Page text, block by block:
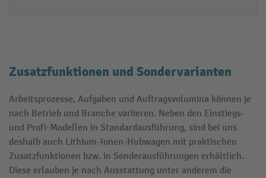
Zusatzfunktionen und Sondervarianten
Arbeitsprozesse, Aufgaben und Auftragsvolumina können je
nach Betrieb und Branche variieren. Neben den Einstiegs-
und Profi-Modellen in Standardausführung, sind bei uns
deshalb auch Lithium-Ionen-Hubwagen mit praktischen
Zusatzfunktionen bzw. in Sonderausführungen erhältlich.
Diese erlauben je nach Ausstattung unter anderem die